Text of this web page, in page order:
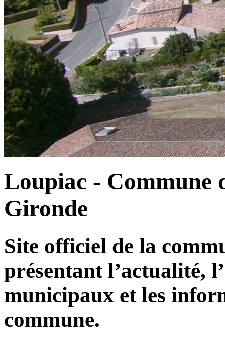
Loupiac - Commune
Gironde
Site officiel de la
présentant l’actualité,
municipaux et les
commune.